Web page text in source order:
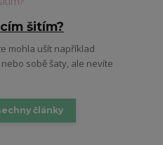
šitím?
mohla ušít například
sobě šaty, ale nevíte
články